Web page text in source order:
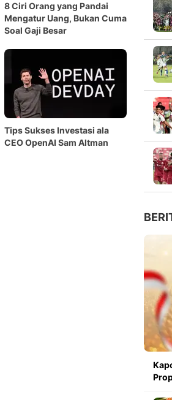
8 Ciri Orang yang Pandai
Mengatur Uang, Bukan Cuma
Soal Gaji Besar
Tips Sukses Investasi ala
CEO OpenAI Sam Altman